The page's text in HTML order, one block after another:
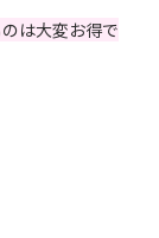
は大変お得で